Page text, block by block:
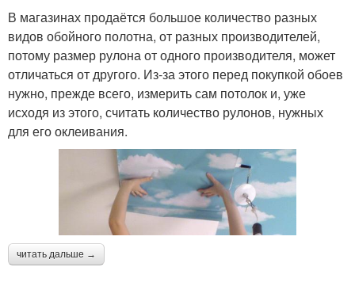
В магазинах продаётся большое количество разных
видов обойного полотна, от разных производителей,
потому размер рулона от одного производителя, может
отличаться от другого. Из-за этого перед покупкой обоев
нужно, прежде всего, измерить сам потолок и, уже
исходя из этого, считать количество рулонов, нужных
для его оклеивания.
читать дальше →